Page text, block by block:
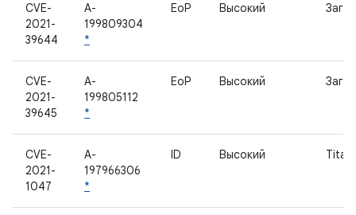
CVE-
2021-
39644
A-
199809304
*
EoP Высокий
CVE-
2021-
39645
A-
199805112
*
EoP Высокий
CVE-
2021-
1047
A-
197966306
*
ID Высокий Titan